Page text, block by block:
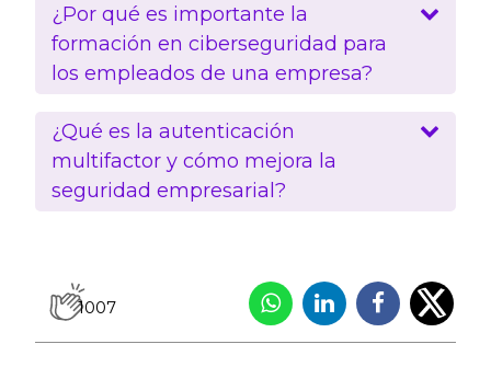
¿Por qué es importante la
formación en ciberseguridad para
los empleados de una empresa?
¿Qué es la autenticación
multifactor y cómo mejora la
seguridad empresarial?
1007